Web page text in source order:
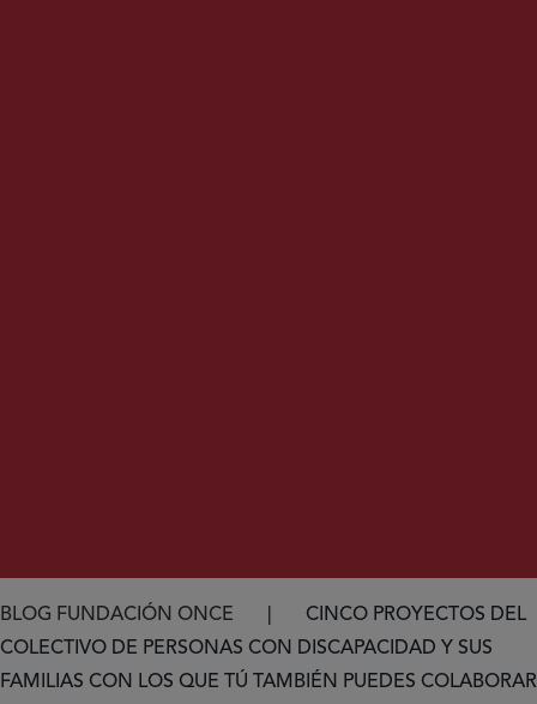
Ruta de navegación
BLOG FUNDACIÓN ONCE
CINCO PROYECTOS DEL
COLECTIVO DE PERSONAS CON DISCAPACIDAD Y SUS
FAMILIAS CON LOS QUE TÚ TAMBIÉN PUEDES COLABORAR